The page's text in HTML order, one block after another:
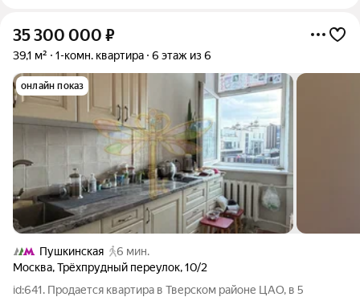
35 300 000 ₽
39,1 м² 1-комн. квартира 6 этаж из 6
онлайн показ
Пушкинская
6 мин.
Москва,Трёхпрудный переулок,10/2
id:641. Продается квартира в Тверском районе ЦАО, в 5